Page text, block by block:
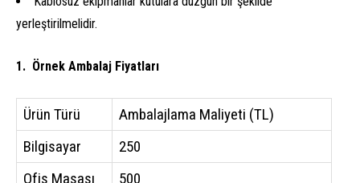
yerleştirilmelidir.
Örnek Ambalaj Fiyatları
Ürün Türü
Ambalajlama Maliyeti (TL)
Bilgisayar
250
Ofis Masası
500